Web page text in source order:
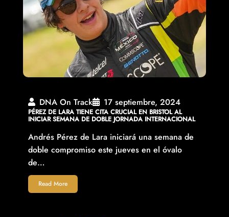
DNA On Track 17 septiembre, 2024
PÉREZ DE LARA TIENE CITA CRUCIAL EN BRISTOL AL
INICIAR SEMANA DE DOBLE JORNADA INTERNACIONAL
Andrés Pérez de Lara iniciará una semana de
doble compromiso este jueves en el óvalo
de…
Read More